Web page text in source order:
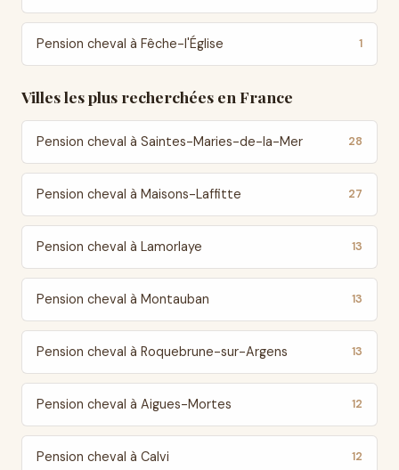
Pension cheval à Fêche-l'Église 1
Villes les plus recherchées en France
Pension cheval à Saintes-Maries-de-la-Mer 28
Pension cheval à Maisons-Laffitte 27
Pension cheval à Lamorlaye 13
Pension cheval à Montauban 13
Pension cheval à Roquebrune-sur-Argens 13
Pension cheval à Aigues-Mortes 12
Pension cheval à Calvi 12